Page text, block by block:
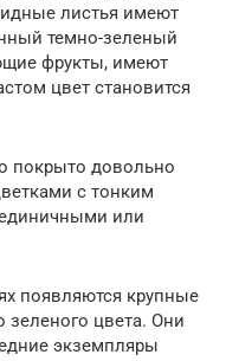
листья имеют
темно-зеленый
фрукты, имеют
цвет становится
покрыто довольно
с тонким
или
появляются крупные
цвета. Они
экземпляры